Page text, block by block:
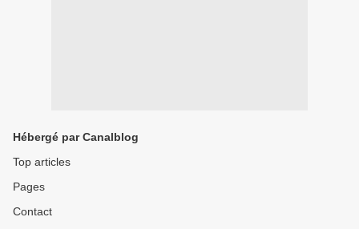
Hébergé par Canalblog
Top articles
Pages
Contact